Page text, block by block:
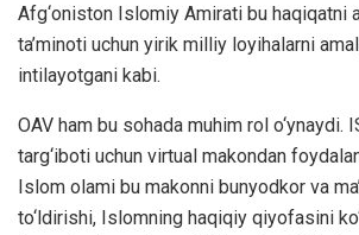
Afg‘oniston Islomiy Amirati bu haqiqatni
ta’minoti uchun yirik milliy loyihalarni
intilayotgani kabi.
OAV ham bu sohada muhim rol o‘ynaydi.
targ‘iboti uchun virtual makondan
Islom olami bu makonni bunyodkor va
to‘ldirishi, Islomning haqiqiy qiyofasini